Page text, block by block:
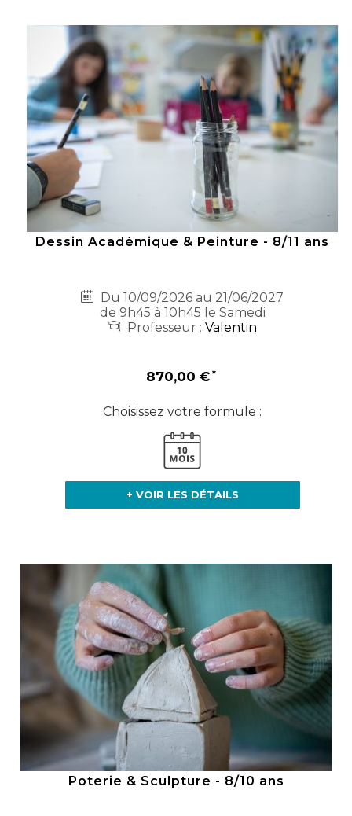
Dessin Académique & Peinture - 8/11 ans
Du 10/09/2026 au 21/06/2027
de 9h45 à 10h45 le Samedi
Professeur :Valentin
870,00 €
Choisissez votre formule :
+ VOIR LES DÉTAILS
Poterie & Sculpture - 8/10 ans